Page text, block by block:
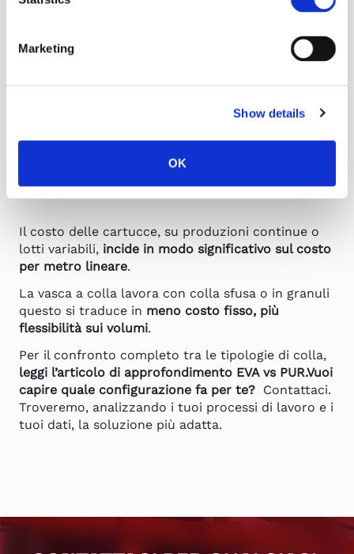
Marketing
Show details
OK
Flessibilità sui
Vincolata al
Manutenzione
Dipendente
Il costo delle cartucce, su produzioni continue o
lotti variabili, incide in modo significativo sul costo
per metro lineare.
La vasca a colla lavora con colla sfusa o in granuli
questo si traduce in meno costo fisso, più
flessibilità sui volumi.
Per il confronto completo tra le tipologie di colla,
leggi l’articolo di approfondimento EVA vs PUR.Vuoi
capire quale configurazione fa per te? Contattaci.
Troveremo, analizzando i tuoi processi di lavoro e i
tuoi dati, la soluzione più adatta.